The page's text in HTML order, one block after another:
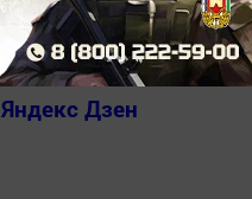
мессенджере MАХ:
Яндекс Дзен